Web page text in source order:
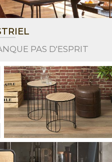
PAS D'ESPRIT